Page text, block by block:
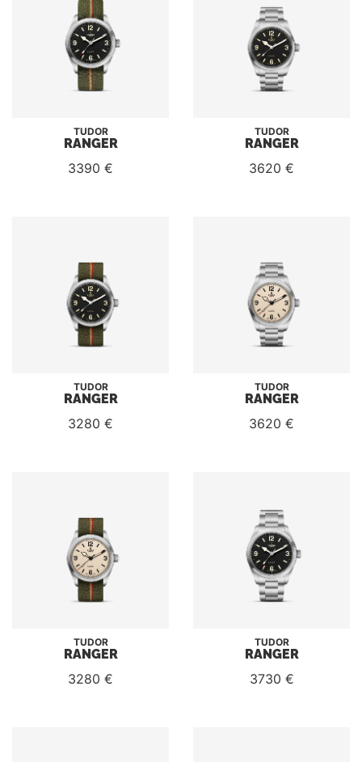
TUDOR
RANGER
3390 €
TUDOR
RANGER
3620 €
TUDOR
RANGER
3280 €
TUDOR
RANGER
3620 €
TUDOR
RANGER
3280 €
TUDOR
RANGER
3730 €